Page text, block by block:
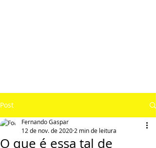
Post
O que é essa tal de
Fernando Gaspar
12 de nov. de 2020 2 min de leitura